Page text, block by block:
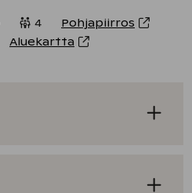
4
Pohjapiirros
Aluekartta